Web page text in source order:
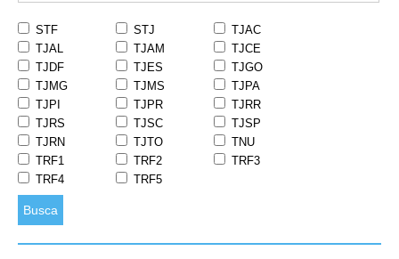
STF STJ
TJAC
TJAL
TJAM
TJCE
TJDF
TJES
TJGO
TJMG
TJMS
TJPA
TJPI
TJPR
TJRR
TJRS
TJSC
TJSP
TJRN
TJTO
TNU
TRF1
TRF2
TRF3
TRF4
TRF5
Busca